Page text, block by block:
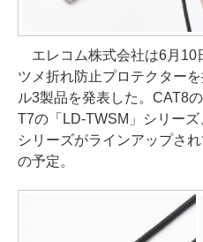
エレコム株式会社は6月10
ツメ折れ防止プロテクター
ル3製品を発表した。CAT8
T7の「LD-TWSM」シリーズ
シリーズがラインアップさ
の予定。